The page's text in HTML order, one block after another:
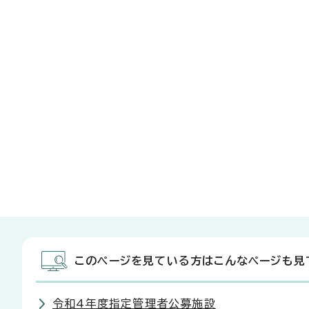
このページを見ている方はこんなページも見
令和4年度指定管理者公募施設